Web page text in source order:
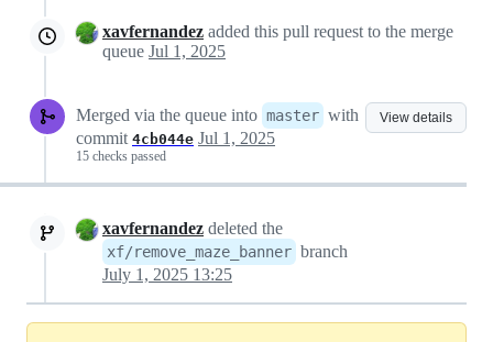
xavfernandez added this pull request to the merge
queue Jul 1, 2025
View details
Merged via the queue into master with
commit 4cb044e Jul 1, 2025
15 checks passed
xavfernandez deleted the
xf/remove_maze_banner branch
July 1, 2025 13:25